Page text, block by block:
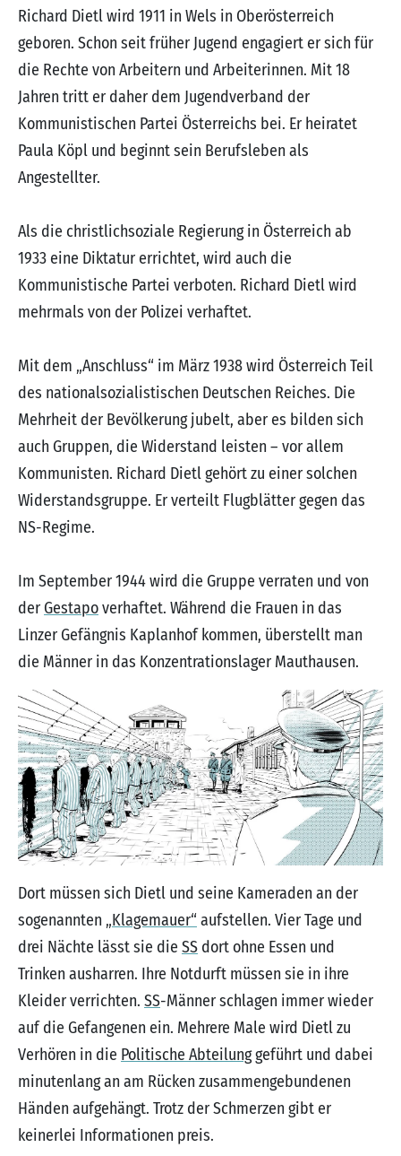
Richard Dietl wird 1911 in Wels in Oberösterreich
geboren. Schon seit früher Jugend engagiert er sich für
die Rechte von Arbeitern und Arbeiterinnen. Mit 18
Jahren tritt er daher dem Jugendverband der
Kommunistischen Partei Österreichs bei. Er heiratet
Paula Köpl und beginnt sein Berufsleben als
Angestellter.
Als die christlichsoziale Regierung in Österreich ab
1933 eine Diktatur errichtet, wird auch die
Kommunistische Partei verboten. Richard Dietl wird
mehrmals von der Polizei verhaftet.
Mit dem „Anschluss“ im März 1938 wird Österreich Teil
des nationalsozialistischen Deutschen Reiches. Die
Mehrheit der Bevölkerung jubelt, aber es bilden sich
auch Gruppen, die Widerstand leisten – vor allem
Kommunisten. Richard Dietl gehört zu einer solchen
Widerstandsgruppe. Er verteilt Flugblätter gegen das
NS-Regime.
Im September 1944 wird die Gruppe verraten und von
der Gestapoverhaftet. Während die Frauen in das
Linzer Gefängnis Kaplanhof kommen, überstellt man
die Männer in das Konzentrationslager Mauthausen.
Dort müssen sich Dietl und seine Kameraden an der
sogenannten „Klagemauer“ aufstellen. Vier Tage und
drei Nächte lässt sie die SS dort ohne Essen und
Trinken ausharren. Ihre Notdurft müssen sie in ihre
Kleider verrichten. SS-Männer schlagen immer wieder
auf die Gefangenen ein. Mehrere Male wird Dietl zu
Verhören in die Politische Abteilunggeführt und dabei
minutenlang an am Rücken zusammengebundenen
Händen aufgehängt. Trotz der Schmerzen gibt er
keinerlei Informationen preis.